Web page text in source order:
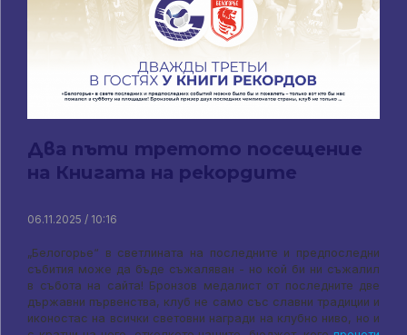
Два пъти третото посещение
на Книгата на рекордите
06.11.2025 / 10:16
„Белогорье“ в светлината на последните и предпоследни
събития може да бъде съжаляван - но кой би ни съжалил
в събота на сайта! Бронзов медалист от последните две
държавни първенства, клуб не само със славни традиции и
иконостас на всички световни награди на клубно ниво, но и